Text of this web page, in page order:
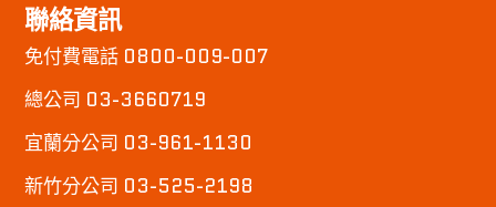
聯絡資訊
免付費電話 0800-009-007
總公司 03-3660719
宜蘭分公司 03-961-1130
新竹分公司 03-525-2198